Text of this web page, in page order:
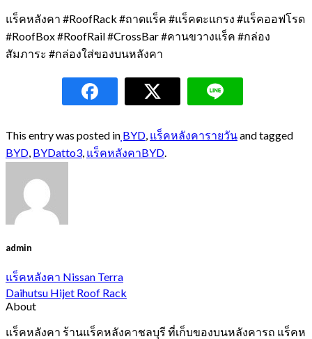
แร็คหลังคา #RoofRack #ถาดแร็ค #แร็คตะแกรง #แร็คออฟโรด
#RoofBox #RoofRail #CrossBar #คานขวางแร็ค #กล่อง
สัมภาระ #กล่องใส่ของบนหลังคา
This entry was posted in ฺBYD แร็คหลังคารายวันand tagged
BYD BYDatto3 แร็คหลังคาBYD
admin
แร็คหลังคา Nissan Terra
Daihutsu Hijet Roof Rack
About
แร็คหลังคา ร้านแร็คหลังคาชลบุรี ที่เก็บของบนหลังคารถ แร็คห